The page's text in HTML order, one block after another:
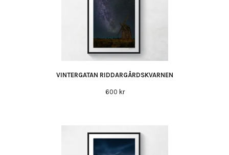
VINTERGATAN RIDDARGÅRDSKVARNEN
600 kr